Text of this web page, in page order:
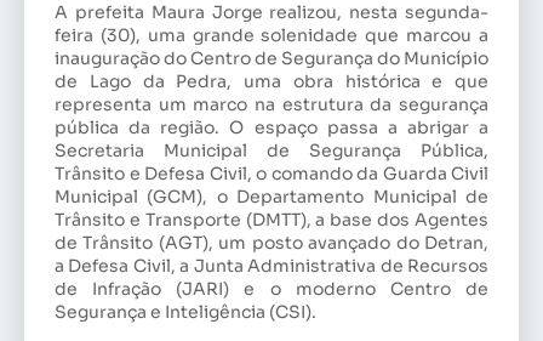
A prefeita Maura Jorge realizou, nesta segunda-
feira (30), uma grande solenidade que marcou a
inauguração do Centro de Segurança do Município
de Lago da Pedra, uma obra histórica e que
representa um marco na estrutura da segurança
pública da região. O espaço passa a abrigar a
Secretaria Municipal de Segurança Pública,
Trânsito e Defesa Civil, o comando da Guarda Civil
Municipal (GCM), o Departamento Municipal de
Trânsito e Transporte (DMTT), a base dos Agentes
de Trânsito (AGT), um posto avançado do Detran,
a Defesa Civil, a Junta Administrativa de Recursos
de Infração (JARI) e o moderno Centro de
Segurança e Inteligência (CSI).